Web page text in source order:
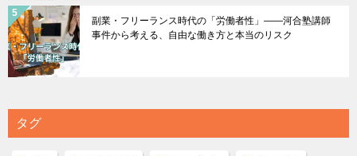
副業・フリーランス時代の「労働者性」――河合塾講師
事件から考える、自由な働き方と本当のリスク
タグ